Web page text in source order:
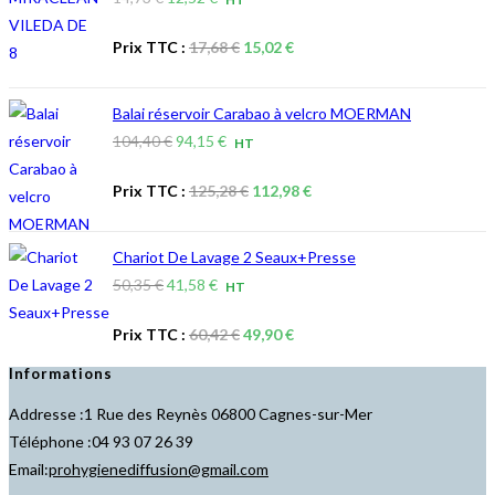
initial
14,73 €.
actuel
12,52 €.
Prix TTC : 17,68€ Le
15,02€Le
Balai réservoir Carabao à velcro MOERMAN
104,40€Le
initial
104,40 €.
94,15 €Le
actuel
94,15 €.
HT
Prix TTC : 125,28€ Le
112,98€Le
Chariot De Lavage 2 Seaux+Presse
50,35€Le
initial
était :
41,58 €Le
actuel
est :
HT
Prix TTC : 60,42€Le
était :
49,90€Le
est :
Informations
Addresse :1 Rue des Reynès 06800 Cagnes-sur-Mer
Téléphone :04 93 07 26 39
Email:prohygienediffusion@gmail.com